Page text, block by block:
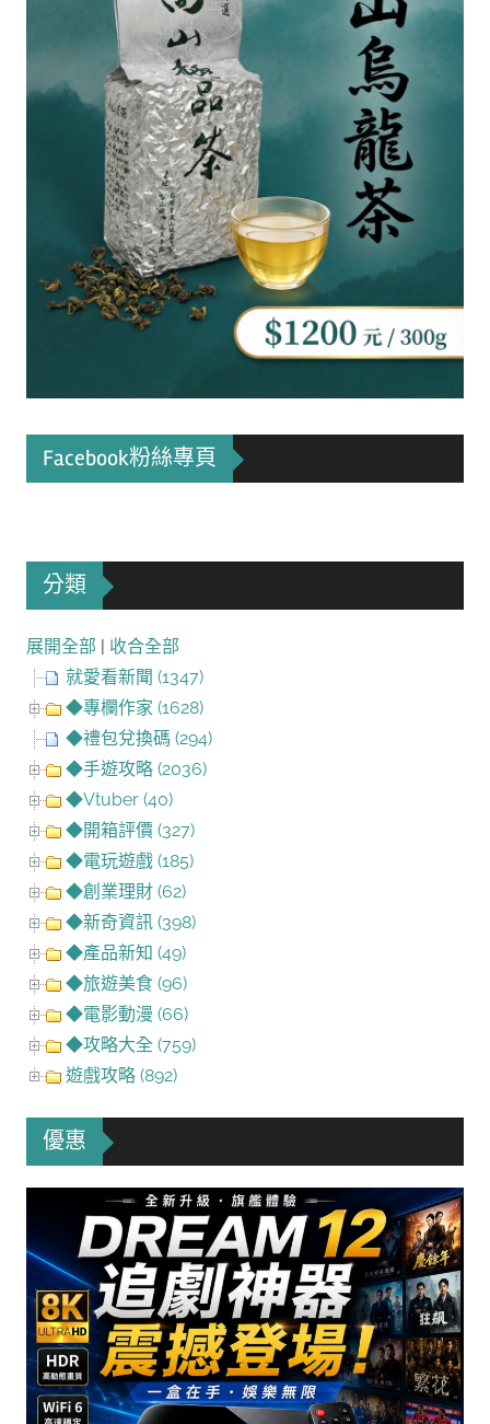
Facebook粉絲專頁
分類
展開全部
收合全部
就愛看新聞 (1347)
◆專欄作家 (1628)
◆禮包兌換碼 (294)
◆手遊攻略 (2036)
◆Vtuber (40)
◆開箱評價 (327)
◆電玩遊戲 (185)
◆創業理財 (62)
◆新奇資訊 (398)
◆產品新知 (49)
◆旅遊美食 (96)
◆電影動漫 (66)
◆攻略大全 (759)
遊戲攻略 (892)
優惠